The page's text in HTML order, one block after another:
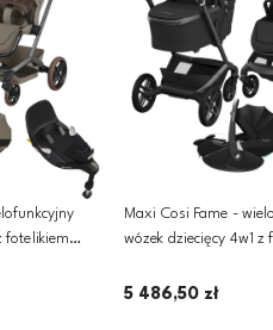
fotelikiem
Maxi Cosi Fame -
wózek dziecięcy 4w1 z
360 PRO | Twillic Black
5 486,50 zł